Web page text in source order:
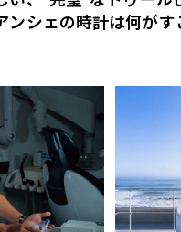
ンシェの時計は何がす